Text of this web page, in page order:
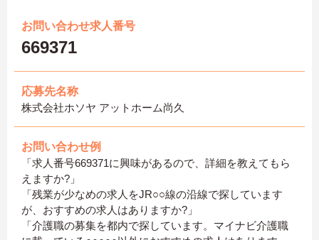
お問い合わせ求人番号
669371
応募先名称
株式会社ホソヤ アットホーム尚久
お問い合わせ例
「求人番号669371に興味があるので、詳細を教えてもら
えますか?」
「残業が少なめの求人をJR○○線の沿線で探しています
が、おすすめの求人はありますか?」
「介護職の募集を都内で探しています。マイナビ介護職